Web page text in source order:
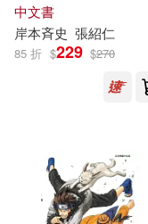
ひなたしょう(2)
小太刀右京(2)
東山彰良(2)
東立(169)
可超商取貨(168)
中文書
岸本斉史 張紹仁
85 折 $229 $270